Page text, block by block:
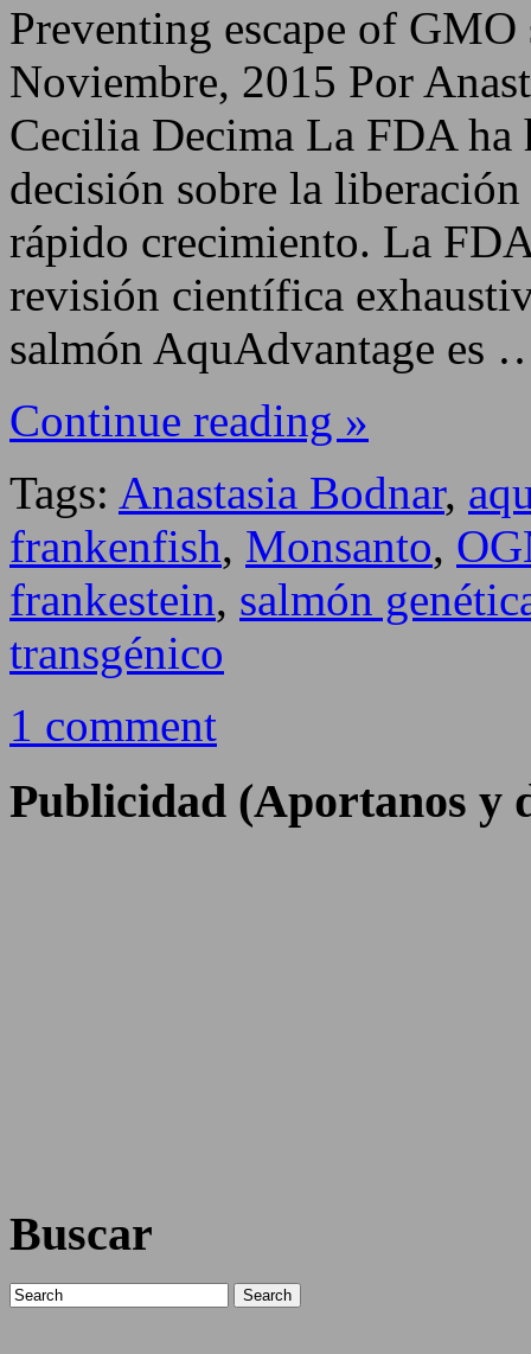
Preventing escape of
Noviembre, 2015 Por
Cecilia Decima La FDA
decisión sobre la
rápido crecimiento. La
revisión científica
salmón AquAdvantage es
Continue reading »
Tags: Anastasia Bodnar,
frankenfish, Monsanto,
frankestein, salmón
transgénico
1 comment
Publicidad (Aportanos y
Buscar
Search